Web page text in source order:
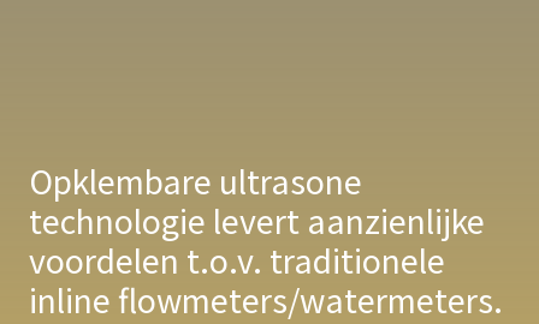
Opklembare ultrasone
technologie levert aanzienlijke
voordelen t.o.v. traditionele
inline flowmeters/watermeters.